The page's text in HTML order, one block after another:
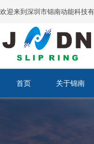
首页 关于锦南
欢迎来到深圳市锦南动能科技